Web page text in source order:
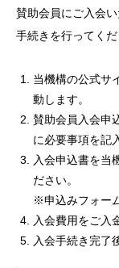
賛助会員にご入会
手続きを行ってくだ
当機構の公式サ
動します。
賛助会員入会申
に必要事項を記
入会申込書を当
ださい。
※申込みフォー
入会費用をご入
入会手続き完了